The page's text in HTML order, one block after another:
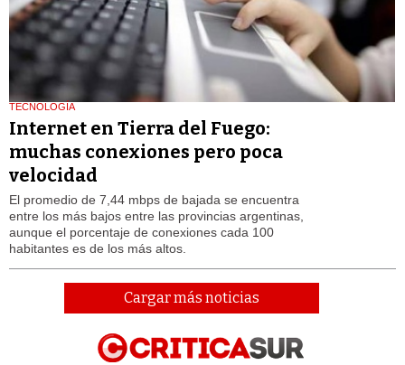
TECNOLOGÍA
Internet en Tierra del Fuego:
muchas conexiones pero poca
velocidad
El promedio de 7,44 mbps de bajada se encuentra
entre los más bajos entre las provincias argentinas,
aunque el porcentaje de conexiones cada 100
habitantes es de los más altos.
Cargar más noticias